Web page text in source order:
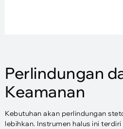
Perlindungan
Keamanan
Kebutuhan akan perlindungan
lebihkan. Instrumen halus ini